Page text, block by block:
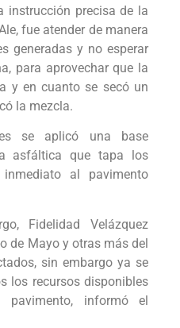
instrucción precisa de la
fue atender de manera
generadas y no esperar
para aprovechar que la
y en cuanto se secó un
la mezcla.
se aplicó una base
asfáltica que tapa los
al pavimento
Fidelidad Velázquez
de Mayo y otras más del
sin embargo ya se
los recursos disponibles
informó el